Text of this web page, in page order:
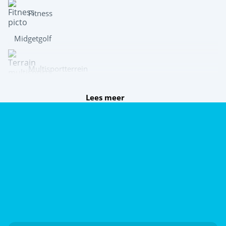
Fitness
Midgetgolf
Multisportterrein
Lees meer